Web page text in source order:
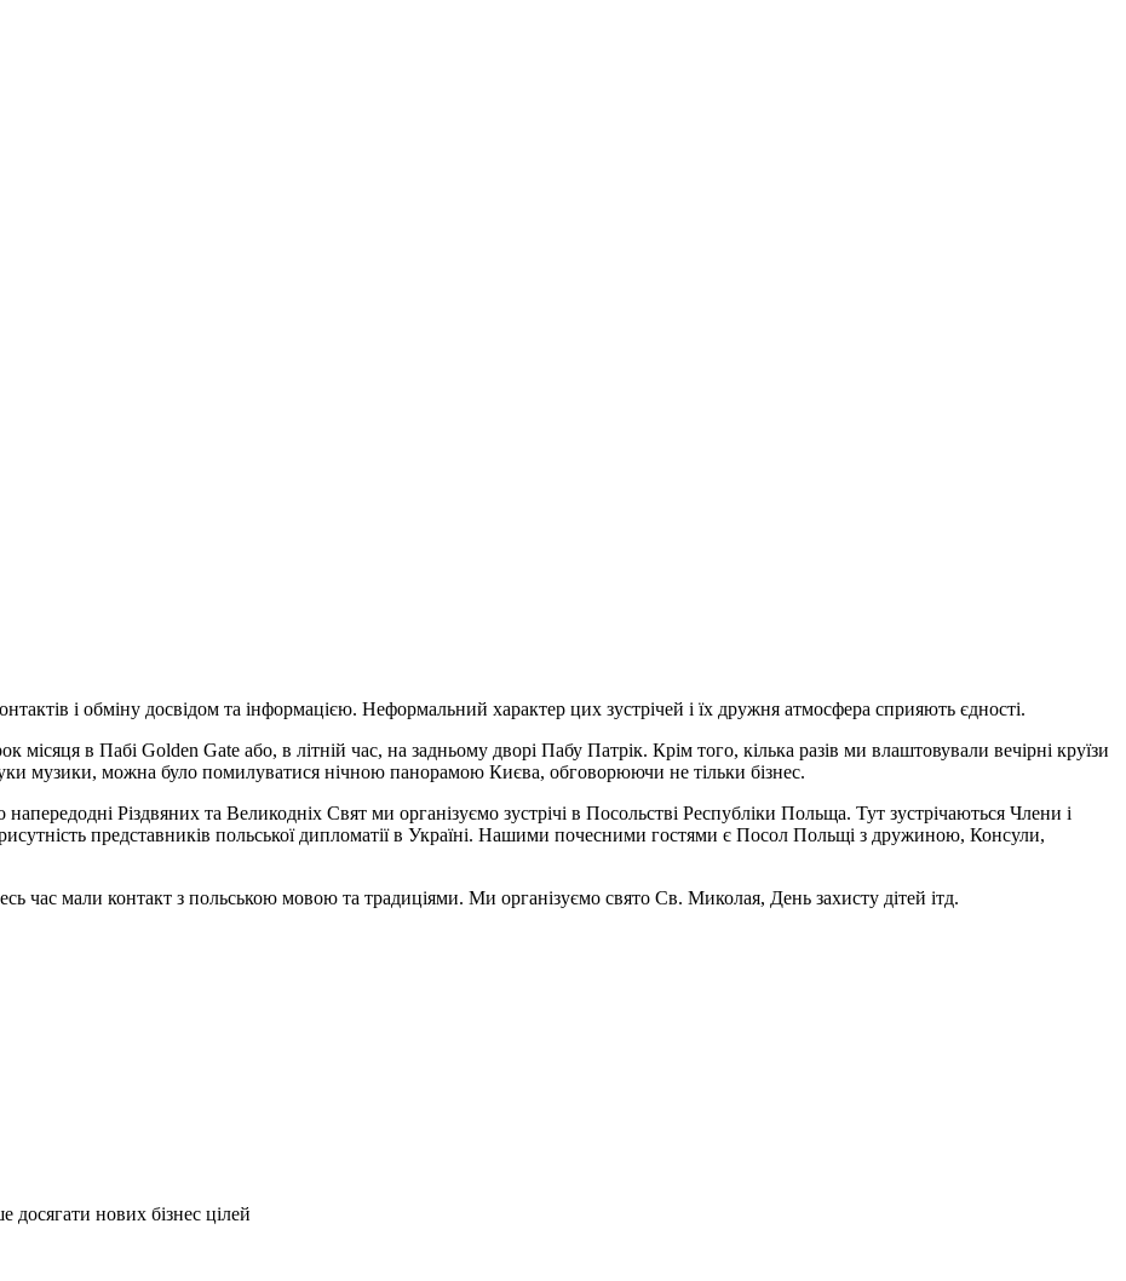
і обміну досвідом та інформацією. Неформальний характер цих зустрічей і їх дружня атмосфера сприяють єдності.
місяця в Пабі Golden Gate або, в літній час, на задньому дворі Пабу Патрік. Крім того, кілька разів ми влаштовували вечірні круїзи
музики, можна було помилуватися нічною панорамою Києва, обговорюючи не тільки бізнес.
Різдвяних та Великодніх Свят ми організуємо зустрічі в Посольстві Республіки Польща. Тут зустрічаються Члени і
представників польської дипломатії в Україні. Нашими почесними гостями є Посол Польщі з дружиною, Консули,
час мали контакт з польською мовою та традиціями. Ми організуємо свято Св. Миколая, День захисту дітей ітд.
нових бізнес цілей